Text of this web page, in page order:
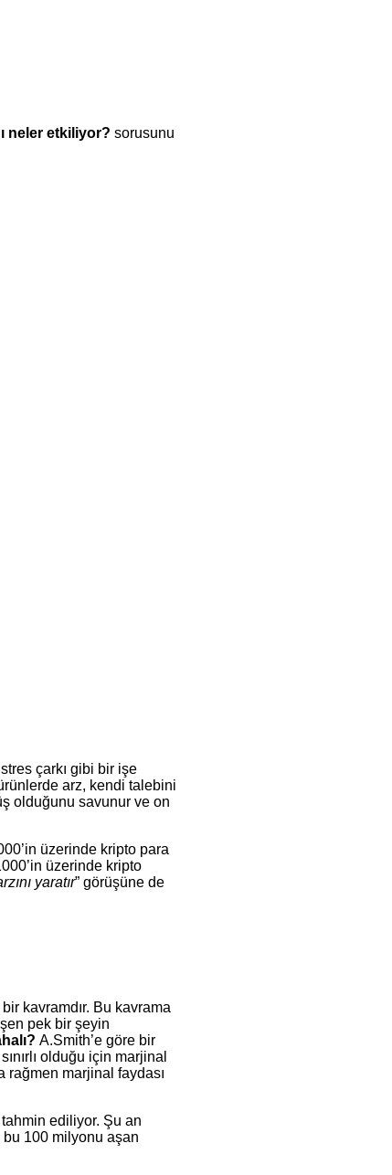
neler etkiliyor? sorusunu
çarkı gibi bir işe
arz, kendi talebini
olduğunu savunur ve on
üzerinde kripto para
üzerinde kripto
yaratır” görüşüne de
kavramdır. Bu kavrama
pek bir şeyin
A.Smith’e göre bir
olduğu için marjinal
rağmen marjinal faydası
ediliyor. Şu an
bu 100 milyonu aşan